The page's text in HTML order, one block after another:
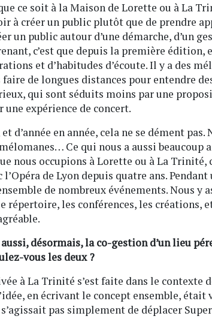
ce soit à la Maison de Lorette ou à La
à créer un public plutôt que de prendre
un public autour d’une démarche, d’un
c’est que depuis la première édition,
et d’habitudes d’écoute. Il y a des
de longues distances pour entendre
qui sont séduits moins par une
une expérience de concert.
d’année en année, cela ne se dément
Ce qui nous a aussi beaucoup
nous occupions à Lorette ou à La Trinité,
l’Opéra de Lyon depuis quatre ans.
de nombreux événements. Nous y
répertoire, les conférences, les créations,
aussi, désormais, la co-gestion d’un lieu
vous les deux ?
à La Trinité s’est faite dans le contexte
en écrivant le concept ensemble,
pas simplement de déplacer